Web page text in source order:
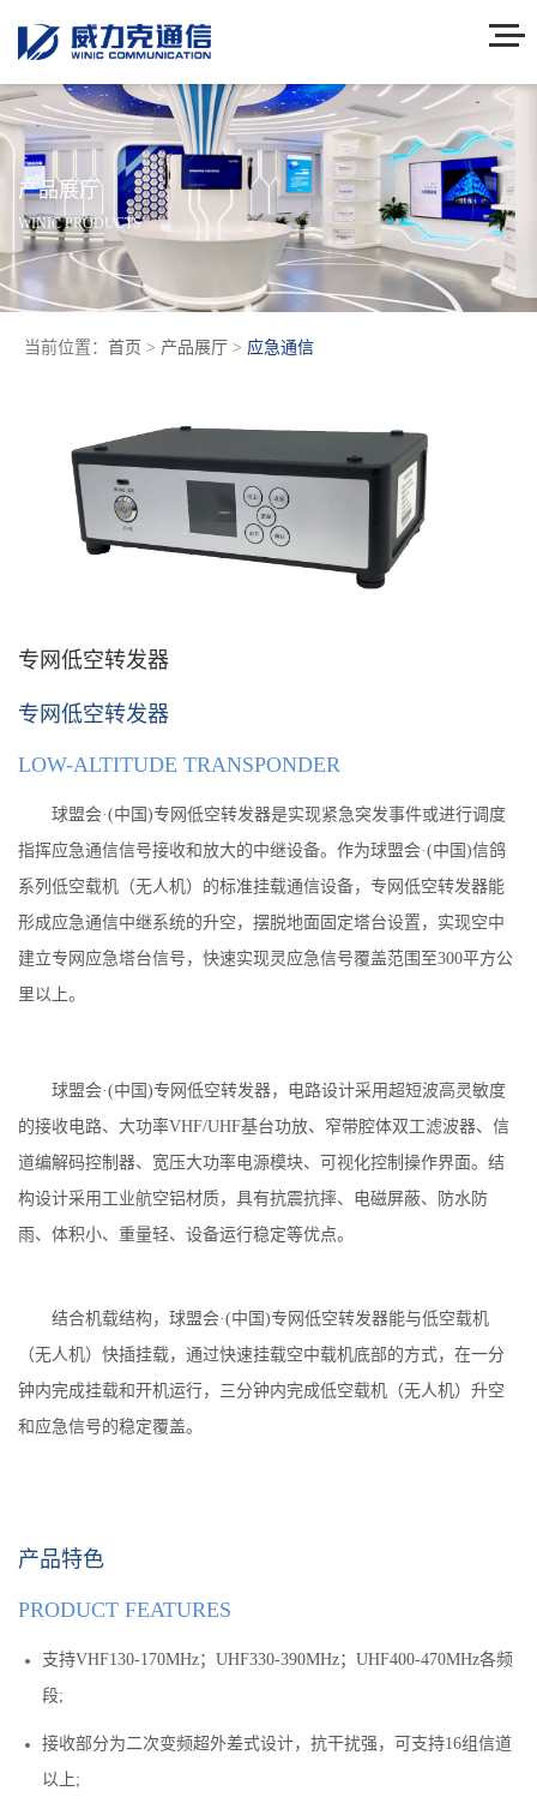
产品展厅
WINIC PRODUCTS
当前位置： 首页 > 产品展厅 > 应急通信
专网低空转发器
专网低空转发器
LOW-ALTITUDE TRANSPONDER
球盟会·(中国)专网低空转发器是实现紧急突发事件或进行调度
指挥应急通信信号接收和放大的中继设备。作为球盟会·(中国)信鸽
系列低空载机（无人机）的标准挂载通信设备，专网低空转发器能
形成应急通信中继系统的升空，摆脱地面固定塔台设置，实现空中
建立专网应急塔台信号，快速实现灵应急信号覆盖范围至300平方公
里以上。
球盟会·(中国)专网低空转发器，电路设计采用超短波高灵敏度
的接收电路、大功率VHF/UHF基台功放、窄带腔体双工滤波器、信
道编解码控制器、宽压大功率电源模块、可视化控制操作界面。结
构设计采用工业航空铝材质，具有抗震抗摔、电磁屏蔽、防水防
雨、体积小、重量轻、设备运行稳定等优点。
结合机载结构，球盟会·(中国)专网低空转发器能与低空载机
（无人机）快插挂载，通过快速挂载空中载机底部的方式，在一分
钟内完成挂载和开机运行，三分钟内完成低空载机（无人机）升空
和应急信号的稳定覆盖。
产品特色
PRODUCT FEATURES
支持VHF130-170MHz；UHF330-390MHz；UHF400-470MHz各频
段;
接收部分为二次变频超外差式设计，抗干扰强，可支持16组信道
以上;